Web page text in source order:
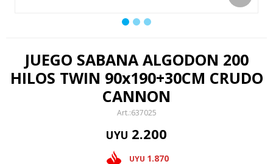
JUEGO SABANA ALGODON 200
HILOS TWIN 90x190+30CM CRUDO
CANNON
637025
UYU 2.200
UYU 1.870